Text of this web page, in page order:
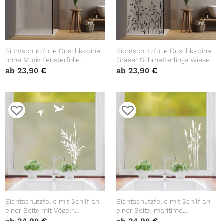
Sichtschutzfolie Duschkabine
ohne Motiv Fensterfolie
Dusche Duschglastür
ab23,90€
Sichtschutzfolie Duschkabine
Gräser Schmetterlinge Wiese
Blumen Fensterfolie Dusche
Milchglasfolie
ab 23,90 €
Sichtschutzfolie mit Schilf an
einer Seite mit Vögeln
maritime Fensterfolie
Sichtschutzfolie mit Schilf an
einer Seite, maritime
Fensterfolie, Fensterdeko